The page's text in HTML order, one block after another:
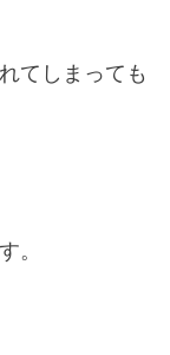
てしまっても
。